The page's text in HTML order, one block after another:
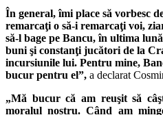
În general, îmi place să vorbesc
remarcaţi o să-i remarcaţi voi,
să-l bage pe Bancu, în ultima
buni şi constanţi jucători de la
incursiunile lui. Pentru mine,
bucur pentru el”, a declarat
„Mă bucur că am reuşit să
moralul nostru. Când am